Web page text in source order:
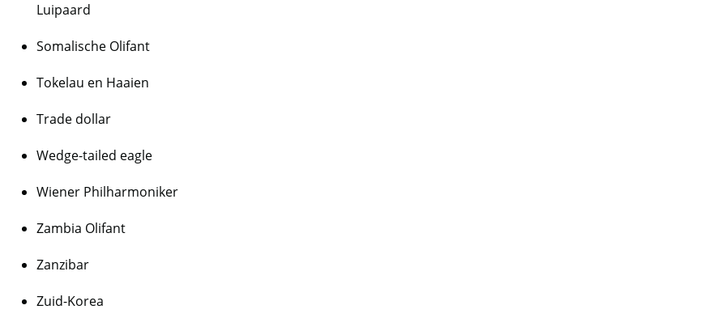
Luipaard
Somalische Olifant
Tokelau en Haaien
Trade dollar
Wedge-tailed eagle
Wiener Philharmoniker
Zambia Olifant
Zanzibar
Zuid-Korea